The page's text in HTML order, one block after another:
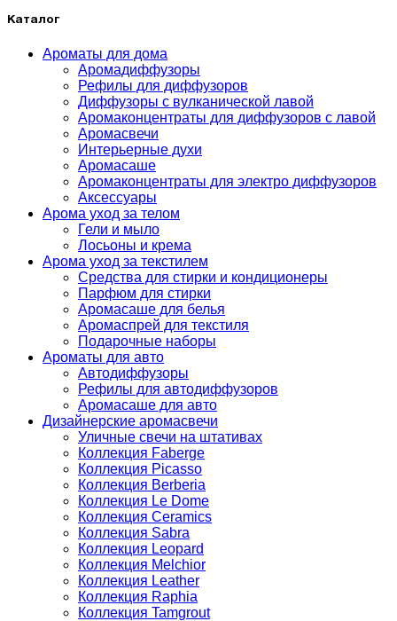
Каталог
Ароматы для дома
Аромадиффузоры
Рефилы для диффузоров
Диффузоры с вулканической лавой
Аромаконцентраты для диффузоров с лавой
Аромасвечи
Интерьерные духи
Аромасаше
Аромаконцентраты для электро диффузоров
Аксессуары
Арома уход за телом
Гели и мыло
Лосьоны и крема
Арома уход за текстилем
Средства для стирки и кондиционеры
Парфюм для стирки
Аромасаше для белья
Аромаспрей для текстиля
Подарочные наборы
Ароматы для авто
Автодиффузоры
Рефилы для автодиффузоров
Аромасаше для авто
Дизайнерские аромасвечи
Уличные свечи на штативах
Коллекция Faberge
Коллекция Picasso
Коллекция Berberia
Коллекция Le Dome
Коллекция Ceramics
Коллекция Sabra
Коллекция Leopard
Коллекция Melchior
Коллекция Leather
Коллекция Raphia
Коллекция Tamgrout